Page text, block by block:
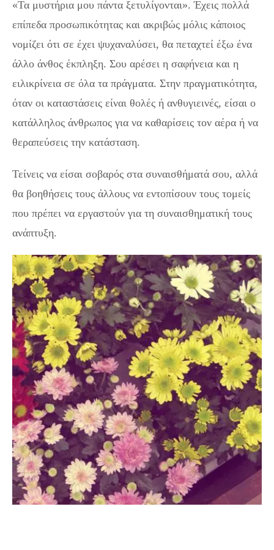
«Τα μυστήρια μου πάντα ξετυλίγονται». Έχεις πολλά
επίπεδα προσωπικότητας και ακριβώς μόλις κάποιος
νομίζει ότι σε έχει ψυχαναλύσει, θα πεταχτεί έξω ένα
άλλο άνθος έκπληξη. Σου αρέσει η σαφήνεια και η
ειλικρίνεια σε όλα τα πράγματα. Στην πραγματικότητα,
όταν οι καταστάσεις είναι θολές ή ανθυγιεινές, είσαι ο
κατάλληλος άνθρωπος για να καθαρίσεις τον αέρα ή να
θεραπεύσεις την κατάσταση.
Τείνεις να είσαι σοβαρός στα συναισθήματά σου, αλλά
θα βοηθήσεις τους άλλους να εντοπίσουν τους τομείς
που πρέπει να εργαστούν για τη συναισθηματική τους
ανάπτυξη.